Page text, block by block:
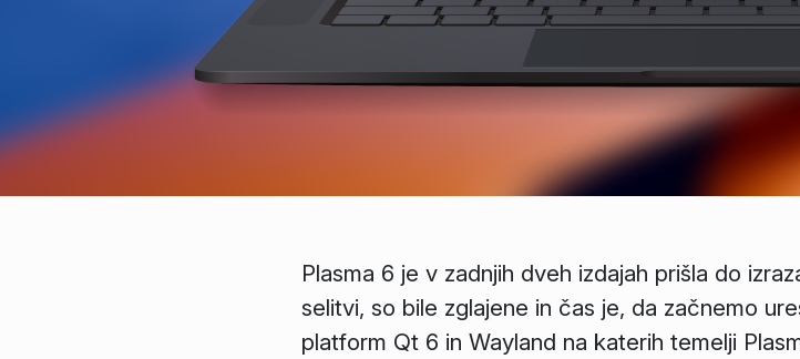
Plasma 6 je v zadnjih dveh izdajah prišla do
selitvi, so bile zglajene in čas je, da začnemo
platform Qt 6 in Wayland na katerih temelji